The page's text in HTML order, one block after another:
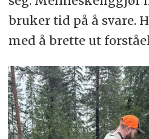
bruker tid på å svare.
med å brette ut